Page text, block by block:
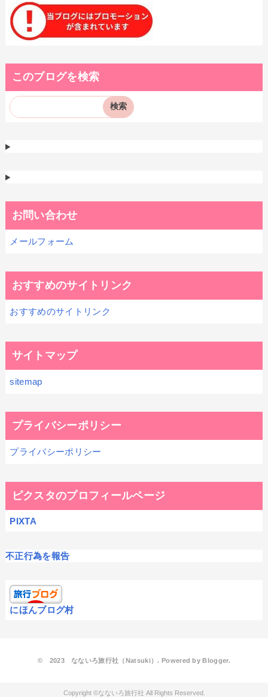
このブログを検索
お問い合わせ
メールフォーム
おすすめのサイトリンク
おすすめのサイトリンク
サイトマップ
sitemap
プライバシーポリシー
プライバシーポリシー
ピクスタのプロフィールページ
PIXTA
不正行為を報告
にほんブログ村
© 2023 なないろ旅行社（Natsuki）. Powered byBlogger.
なないろ旅行社